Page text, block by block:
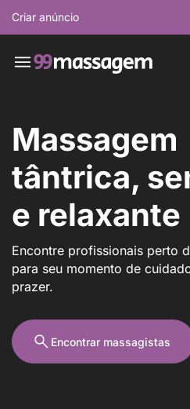
Criar anúncio
Massagem
tântrica,
e relaxante
Encontre profissionais perto
para seu momento de
prazer.
Encontrar massagistas